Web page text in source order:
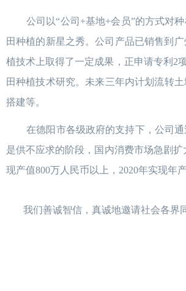
公司以“公司+基地+会员”的方式对种
田种植的新星之秀。公司产品已销售到
植技术上取得了一定成果，正申请专利2
田种植技术研究。未来三年内计划流转
搭建等。
在德阳市各级政府的支持下，公司
是供不应求的阶段，国内消费市场急剧
现产值800万人民币以上，2020年实现年产
我们善诚智信，真诚地邀请社会各界同